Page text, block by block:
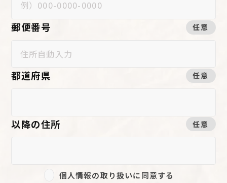
任意
郵便番号
任意
都道府県
任意
以降の住所
個人情報の取り扱いに同意する